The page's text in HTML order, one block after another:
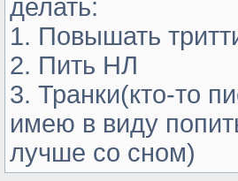
делать:
1. Повышать
2. Пить НЛ
3. Транки(кто-то
имею в виду
лучше со сном)